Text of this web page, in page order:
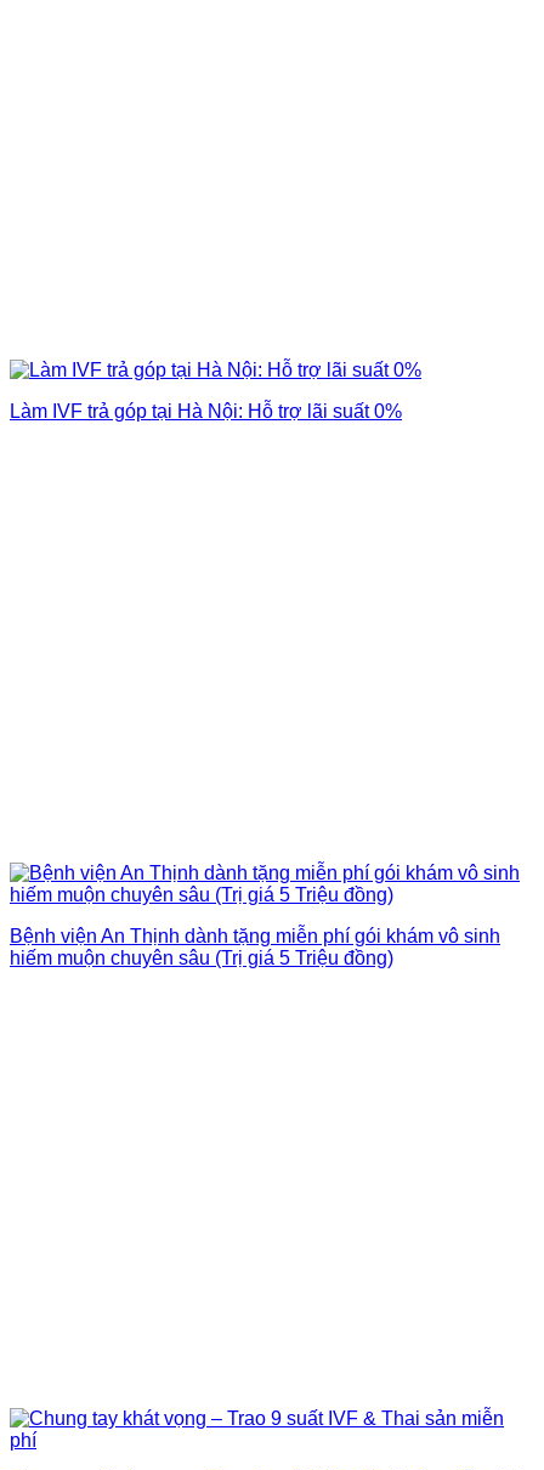
Làm IVF trả góp tại Hà Nội: Hỗ trợ lãi suất 0%
Bệnh viện An Thịnh dành tặng miễn phí gói khám vô sinh
hiếm muộn chuyên sâu (Trị giá 5 Triệu đồng)